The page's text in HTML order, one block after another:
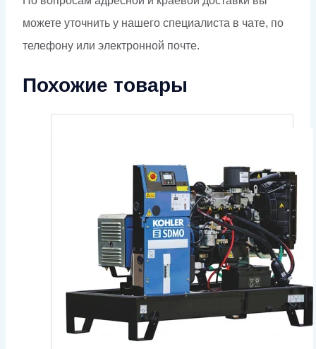
можете уточнить у нашего специалиста в чате, по
телефону или электронной почте.
Похожие товары